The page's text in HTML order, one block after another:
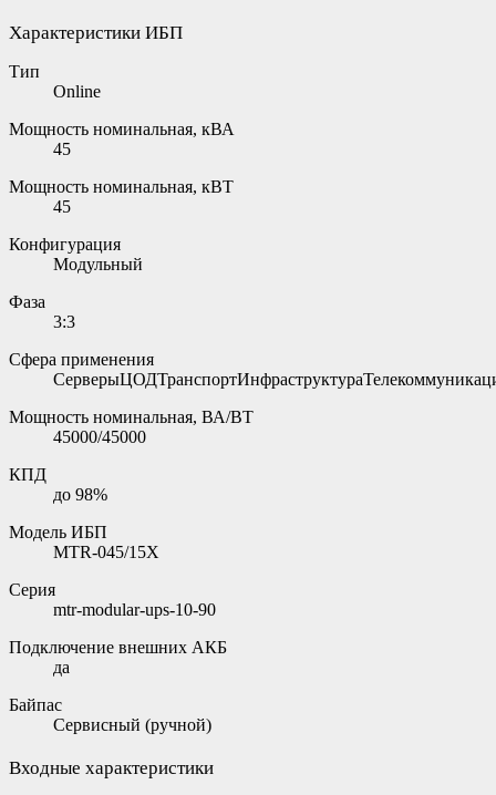
Характеристики ИБП
Тип
Online
Мощность номинальная, кВА
45
Мощность номинальная, кВТ
45
Конфигурация
Модульный
Фаза
3:3
Сфера применения
Мощность номинальная, ВА/ВТ
45000/45000
КПД
до 98%
Модель ИБП
MTR-045/15X
Серия
mtr-modular-ups-10-90
Подключение внешних АКБ
да
Байпас
Сервисный (ручной)
Входные характеристики